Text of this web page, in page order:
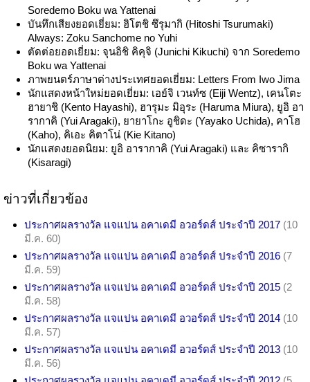
Soredemo Boku wa Yattenai
บันทึกเสียงยอดเยี่ยม: ฮิโตชิ ซึรุมากิ (Hitoshi Tsurumaki)
Always: Zoku Sanchome no Yuhi
ตัดต่อยอดเยี่ยม: จุนอิชิ คิคุจิ (Junichi Kikuchi) จาก Soredemo
Boku wa Yattenai
ภาพยนตร์ภาษาต่างประเทศยอดเยี่ยม: Letters From Iwo Jima
นักแสดงหน้าใหม่ยอดเยี่ยม: เอย์จิ เวนท์ซ (Eiji Wentz), เคนโตะ
ฮายาชิ (Kento Hayashi), ฮารุมะ มิอุระ (Haruma Miura), ยูอิ อา
รากาคิ (Yui Aragaki), ยายาโกะ อูชิดะ (Yayako Uchida), คาโฮ
(Kaho), คิเอะ คิตาโน่ (Kie Kitano)
นักแสดงยอดนิยม: ยูอิ อารากาคิ (Yui Aragaki) และ คิซารากิ
(Kisaragi)
ข่าวที่เกี่ยวข้อง
ประกาศผลรางวัล แจแปน อคาเดมี อวอร์ดส์ ประจำปี 2017 (10
มี.ค. 60)
ประกาศผลรางวัล แจแปน อคาเดมี อวอร์ดส์ ประจำปี 2016 (7
มี.ค. 59)
ประกาศผลรางวัล แจแปน อคาเดมี อวอร์ดส์ ประจำปี 2015 (2
มี.ค. 58)
ประกาศผลรางวัล แจแปน อคาเดมี อวอร์ดส์ ประจำปี 2014 (10
มี.ค. 57)
ประกาศผลรางวัล แจแปน อคาเดมี อวอร์ดส์ ประจำปี 2013 (10
มี.ค. 56)